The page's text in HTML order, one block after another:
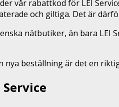
vår rabattkod för LEI
och giltiga. Det är
nätbutiker, än bara LEI
beställning är det en